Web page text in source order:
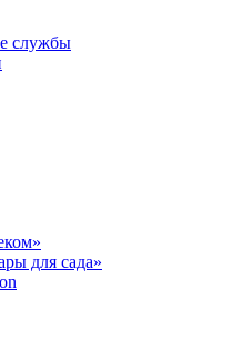
службы
для сада»